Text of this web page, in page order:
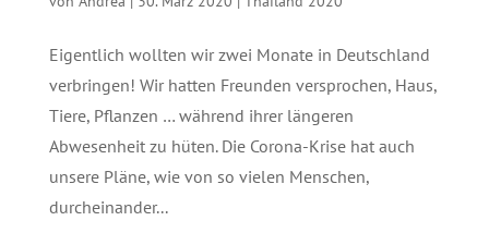
Eigentlich wollten wir zwei Monate in Deutschland
verbringen! Wir hatten Freunden versprochen, Haus,
Tiere, Pflanzen … während ihrer längeren
Abwesenheit zu hüten. Die Corona-Krise hat auch
unsere Pläne, wie von so vielen Menschen,
durcheinander...